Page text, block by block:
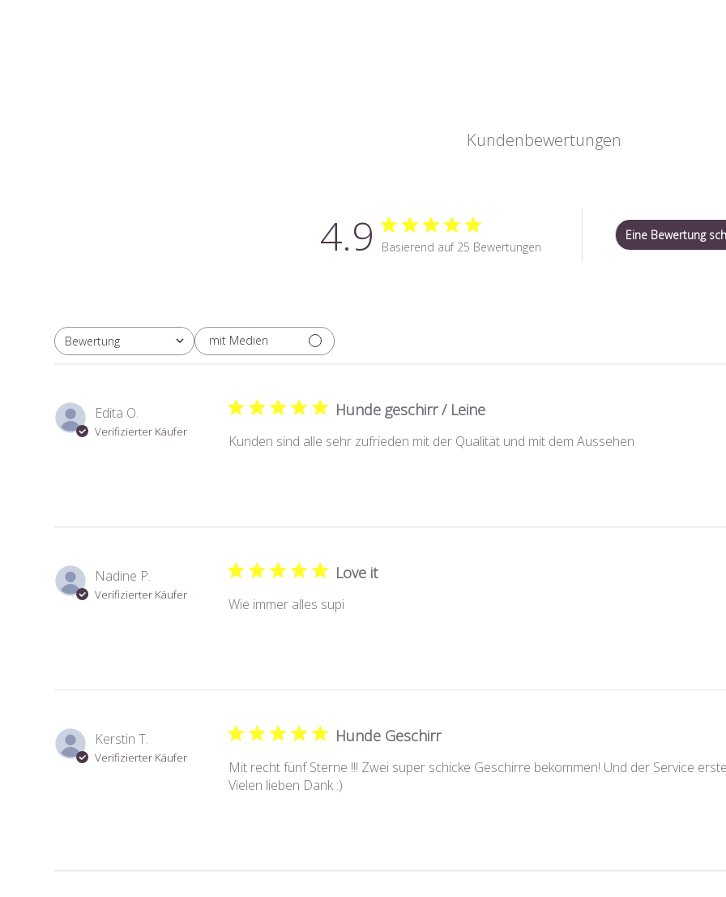
Kundenbewertungen
4.9 Basierend auf 25 Bewertungen
Eine Bewertung
Bewertung
Alle Bewertungen mit Medien
Edita O.
Verifizierter Käufer
Hunde geschirr / Leine
Kunden sind alle sehr zufrieden mit der Qualität und mit dem Aussehen
Nadine P.
Verifizierter Käufer
Love it
Wie immer alles supi
Kerstin T.
Verifizierter Käufer
Hunde Geschirr
Mit recht fünf Sterne !!! Zwei super schicke Geschirre bekommen! Und der Service
Vielen lieben Dank :)